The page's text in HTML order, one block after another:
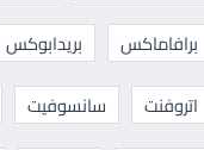
برافاماكس
بريدابوكس
اتروفنت
سانسوفيت